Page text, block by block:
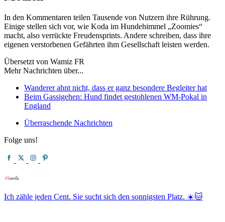
In den Kommentaren teilen Tausende von Nutzern ihre Rührung.
Einige stellen sich vor, wie Koda im Hundehimmel „Zoomies“
macht, also verrückte Freudensprints. Andere schreiben, dass ihre
eigenen verstorbenen Gefährten ihm Gesellschaft leisten werden.
Übersetzt von Wamiz FR
Mehr Nachrichten über...
Wanderer ahnt nicht, dass er ganz besondere Begleiter hat
Beim Gassigehen: Hund findet gestohlenen WM-Pokal in
England
Überraschende Nachrichten
Folge uns!
Ich zähle jeden Cent. Sie sucht sich den sonnigsten Platz. ☀️🐱